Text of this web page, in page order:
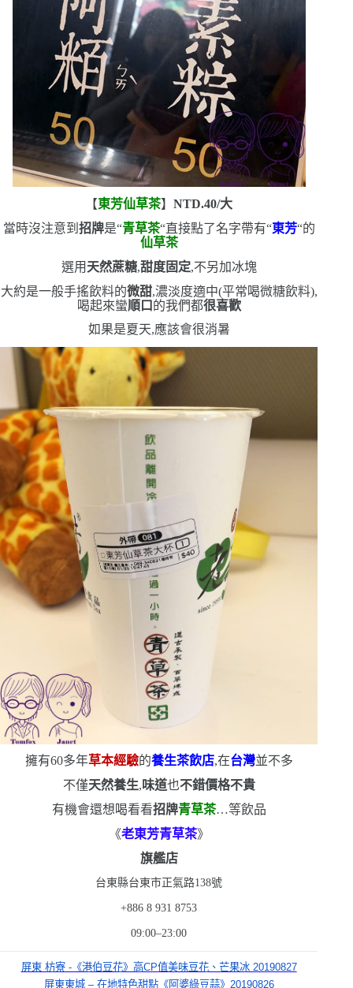
【東芳仙草茶】NTD.40/大
當時沒注意到 招牌是“青草茶“直接點了名字帶有“東芳“的
仙草茶
選用 天然蔗糖,甜度固定,不另加冰塊
大約是一般手搖飲料的微甜,濃淡度適中(平常喝微糖飲料),
喝起來蠻順口 的我們都很喜歡
如果是夏天,應該會很消暑
擁有60多年草本經驗的養生茶飲店,在台灣並不多
不僅天然養生, 味道也不錯價格不貴
有機會還想喝看看招牌青草茶…等飲品
《老東芳青草茶》
旗艦店
台東縣台東市正氣路138號
+886 8 931 8753
09:00–23:00
屏東 枋寮 -《港伯豆花》高CP值美味豆花、芒果冰 20190827
屏東東城 – 在地特色甜點《阿婆綠豆蒜》20190826